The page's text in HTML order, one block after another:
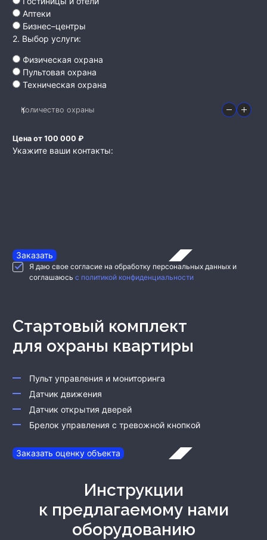
Аптеки
Бизнес–центры
2. Выбор услуги:
Физическая охрана
Пультовая охрана
Техническая охрана
Количество охраны
Цена от 100 000 ₽
Укажите ваши контакты:
Заказать
Я даю свое согласие на обработку персональных данных и
соглашаюсь с политикой конфиденциальности
Стартовый комплект
для охраны квартиры
Пульт управления и мониторинга
Датчик движения
Датчик открытия дверей
Брелок управления с тревожной кнопкой
Заказать оценку объекта
Инструкции
к предлагаемому нами
оборудованию